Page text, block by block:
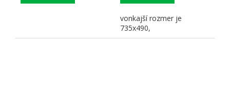
vonkajší rozmer je
735x490,